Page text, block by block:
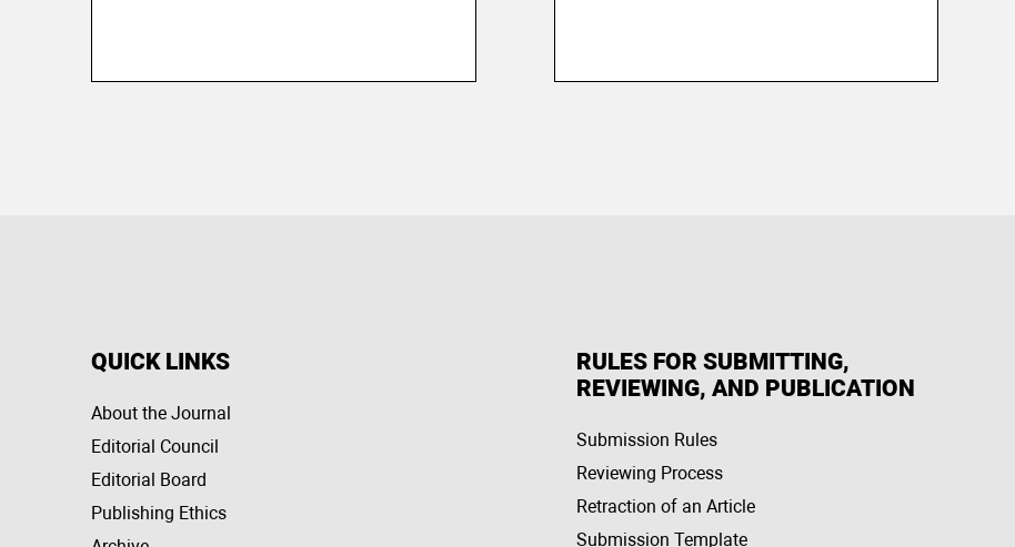
QUICK LINKS
About the Journal
Editorial Council
Editorial Board
Publishing Ethics
RULES FOR SUBMITTING,
REVIEWING, AND PUBLICATION
Submission Rules
Reviewing Process
Retraction of an Article
Submission Template